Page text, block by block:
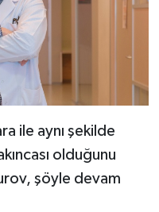
ile aynı şekilde
olduğunu
şöyle devam